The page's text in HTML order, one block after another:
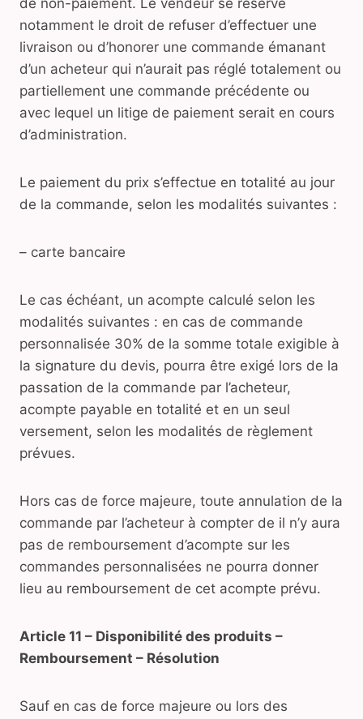
de non-paiement. Le vendeur se réserve
notamment le droit de refuser d’effectuer une
livraison ou d’honorer une commande émanant
d’un acheteur qui n’aurait pas réglé totalement ou
partiellement une commande précédente ou
avec lequel un litige de paiement serait en cours
d’administration.
Le paiement du prix s’effectue en totalité au jour
de la commande, selon les modalités suivantes :
– carte bancaire
Le cas échéant, un acompte calculé selon les
modalités suivantes : en cas de commande
personnalisée 30% de la somme totale exigible à
la signature du devis, pourra être exigé lors de la
passation de la commande par l’acheteur,
acompte payable en totalité et en un seul
versement, selon les modalités de règlement
prévues.
Hors cas de force majeure, toute annulation de la
commande par l’acheteur à compter de il n’y aura
pas de remboursement d’acompte sur les
commandes personnalisées ne pourra donner
lieu au remboursement de cet acompte prévu.
Article 11 – Disponibilité des produits –
Remboursement – Résolution
Sauf en cas de force majeure ou lors des